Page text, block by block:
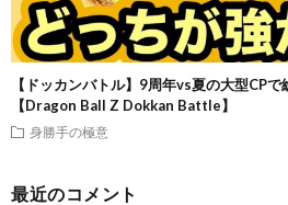
【ドッカンバトル】9周年vs夏の大型CPで
【Dragon Ball Z Dokkan Battle】
身勝手の極意
最近のコメント